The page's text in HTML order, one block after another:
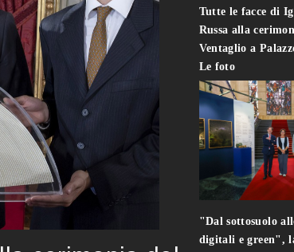
Tutte le facce di
Russa alla
Ventaglio a
Le foto
"Dal sottosuolo
digitali e green",